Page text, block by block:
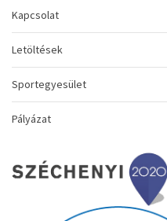
Kapcsolat
Letöltések
Sportegyesület
Pályázat